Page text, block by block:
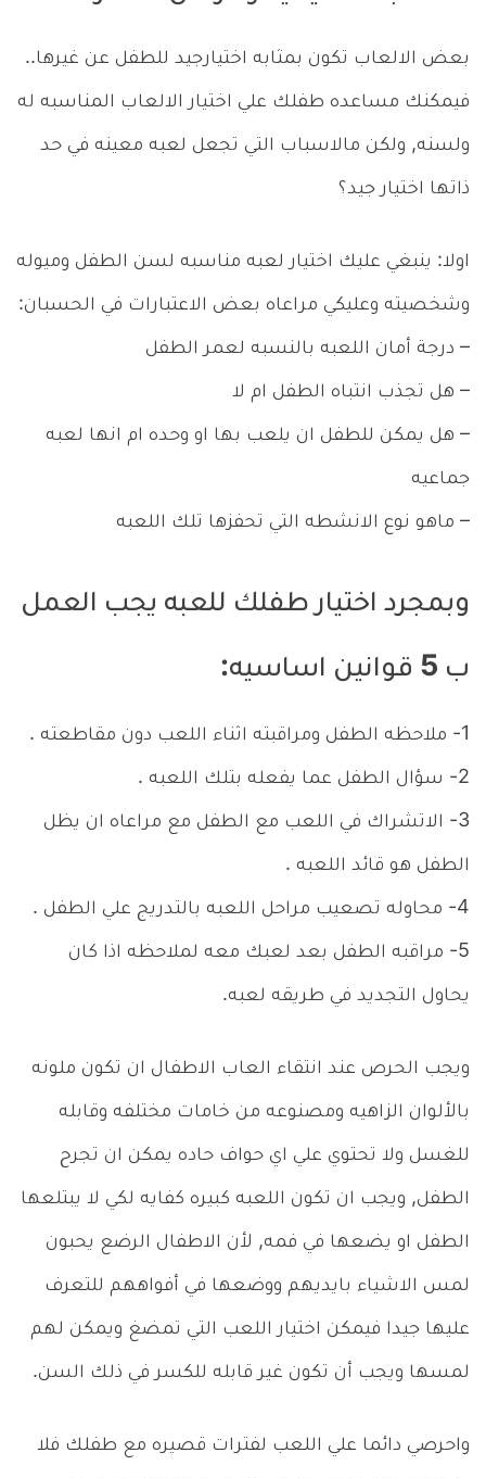
بعض الالعاب تكون بمثابه اختيارجيد للطفل عن غيرها..
فيمكنك مساعده طفلك علي اختيار الالعاب المناسبه له
ولسنه, ولكن مالاسباب التي تجعل لعبه معينه في حد
ذاتها اختيار جيد؟
اولا: ينبغي عليك اختيار لعبه مناسبه لسن الطفل وميوله
وشخصيته وعليكي مراعاه بعض الاعتبارات في الحسبان:
– درجة أمان اللعبه بالنسبه لعمر الطفل
– هل تجذب انتباه الطفل ام لا
– هل يمكن للطفل ان يلعب بها او وحده ام انها لعبه
جماعيه
– ماهو نوع الانشطه التي تحفزها تلك اللعبه
وبمجرد اختيار طفلك للعبه يجب العمل
ب 5 قوانين اساسيه:
1- ملاحظه الطفل ومراقبته اثناء اللعب دون مقاطعته .
2- سؤال الطفل عما يفعله بتلك اللعبه .
3- الاتشراك في اللعب مع الطفل مع مراعاه ان يظل
الطفل هو قائد اللعبه .
4- محاوله تصعيب مراحل اللعبه بالتدريج علي الطفل .
5- مراقبه الطفل بعد لعبك معه لملاحظه اذا كان
يحاول التجديد في طريقه لعبه.
ويجب الحرص عند انتقاء العاب الاطفال ان تكون ملونه
بالألوان الزاهيه ومصنوعه من خامات مختلفه وقابله
للغسل ولا تحتوي علي اي حواف حاده يمكن ان تجرح
الطفل, ويجب ان تكون اللعبه كبيره كفايه لكي لا يبتلعها
الطفل او يضعها في فمه, لأن الاطفال الرضع يحبون
لمس الاشياء بايديهم ووضعها في أفواههم للتعرف
عليها جيدا فيمكن اختيار اللعب التي تمضغ ويمكن لهم
لمسها ويجب أن تكون غير قابله للكسر في ذلك السن.
واحرصي دائما علي اللعب لفترات قصيره مع طفلك فلا